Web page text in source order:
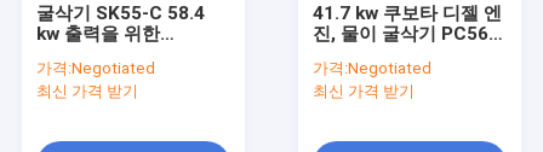
굴삭기 SK55-C 58.4
kw 출력을 위한
엔진 조립
가격:Negotiated
최신 가격 받기
41.7 kw 쿠보타 디젤 엔
진, 물이 굴삭기 PC56-7
엔진을 냉각시킵니다
가격:Negotiated
최신 가격 받기